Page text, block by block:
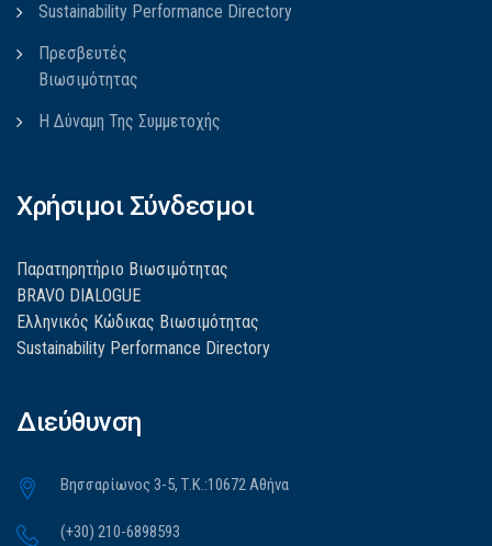
Sustainability Performance Directory
Πρεσβευτές
Βιωσιμότητας
Η Δύναμη Της Συμμετοχής
Χρήσιμοι Σύνδεσμοι
Παρατηρητήριο Βιωσιμότητας
BRAVO DIALOGUE
Ελληνικός Κώδικας Βιωσιμότητας
Sustainability Performance Directory
Διεύθυνση
Βησσαρίωνος 3-5, Τ.Κ.:10672 Αθήνα
(+30) 210-6898593